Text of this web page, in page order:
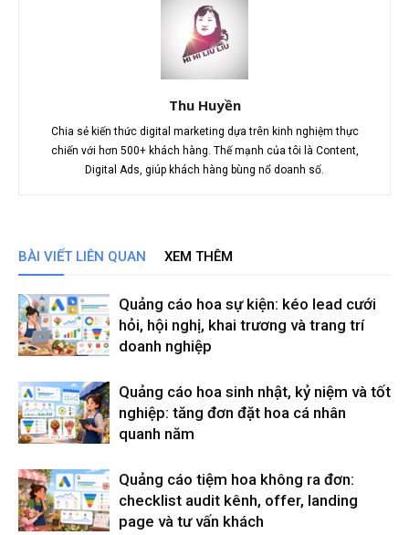
Thu Huyền
Chia sẻ kiến thức digital marketing dựa trên kinh nghiệm thực
chiến với hơn 500+ khách hàng. Thế mạnh của tôi là Content,
Digital Ads, giúp khách hàng bùng nổ doanh số.
BÀI VIẾT LIÊN QUAN XEM THÊM
Quảng cáo hoa sự kiện: kéo lead cưới
hỏi, hội nghị, khai trương và trang trí
doanh nghiệp
Quảng cáo hoa sinh nhật, kỷ niệm và tốt
nghiệp: tăng đơn đặt hoa cá nhân
quanh năm
Quảng cáo tiệm hoa không ra đơn:
checklist audit kênh, offer, landing
page và tư vấn khách